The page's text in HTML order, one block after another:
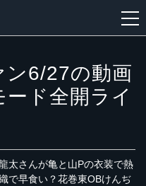
ン6/27の動画
ド全開ライ
太さんが亀と山Pの衣装で熱
で早食い？花巻東OBけんぢ